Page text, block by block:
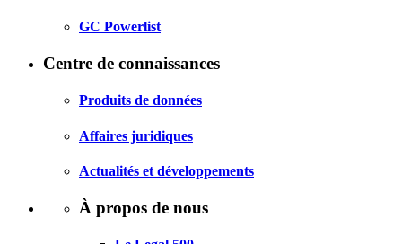
GC Powerlist
Centre de connaissances
Produits de données
Affaires juridiques
Actualités et développements
À propos de nous